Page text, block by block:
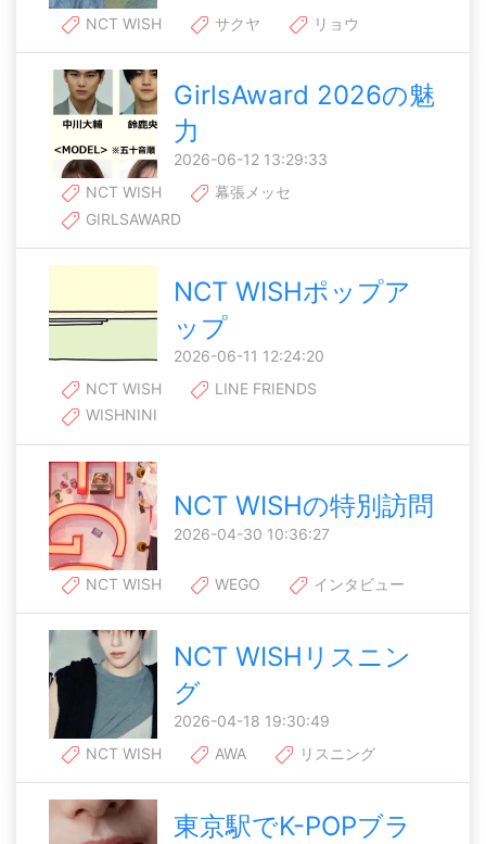
NCT WISH
サクヤ リョウ
GirlsAward 2026の魅
力
2026-06-12 13:29:33
NCT WISH
幕張メッセ
GIRLSAWARD
NCT WISHポップア
ップ
2026-06-11 12:24:20
NCT WISH
LINE FRIENDS
WISHNINI
NCT WISHの特別訪問
2026-04-30 10:36:27
NCT WISH WEGO インタビュー
NCT WISHリスニン
グ
2026-04-18 19:30:49
NCT WISH
AWA リスニング
東京駅でK-POPブラ